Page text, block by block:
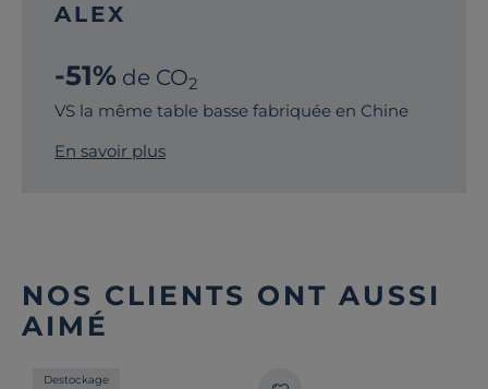
ALEX
-51% de CO2
VS la même table basse fabriquée en Chine
En savoir plus
NOS CLIENTS ONT AUSSI
AIMÉ
Destockage